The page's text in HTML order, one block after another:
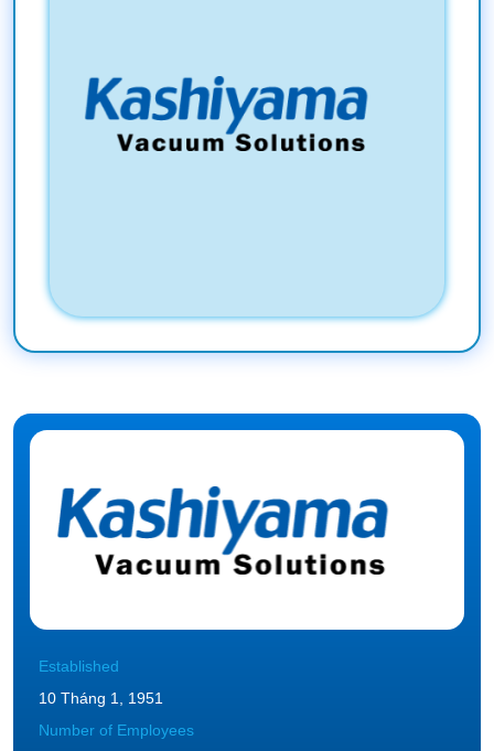
Established
10 Tháng 1, 1951
Number of Employees